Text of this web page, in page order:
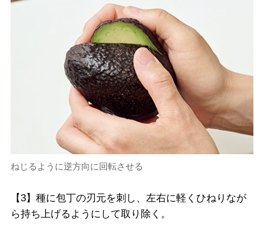
ねじるように逆方向に回転させる
【3】種に包丁の刃元を刺し、左右に軽くひねりなが
ら持ち上げるようにして取り除く。